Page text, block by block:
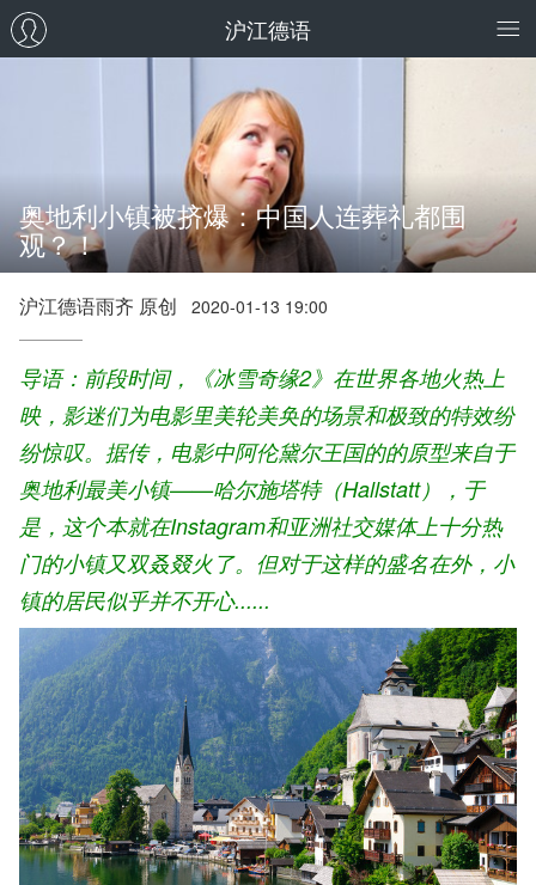
沪江德语
奥地利小镇被挤爆：中国人连葬礼都围
观？！
沪江德语雨齐 原创 2020-01-13 19:00
导语：前段时间，《冰雪奇缘2》在世界各地火热上
映，影迷们为电影里美轮美奂的场景和极致的特效纷
纷惊叹。据传，电影中阿伦黛尔王国的的原型来自于
奥地利最美小镇——哈尔施塔特（Hallstatt），于
是，这个本就在Instagram和亚洲社交媒体上十分热
门的小镇又双叒叕火了。但对于这样的盛名在外，小
镇的居民似乎并不开心......